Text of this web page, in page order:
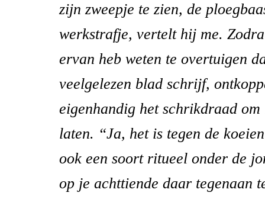
zijn zweepje te zien, de
werkstrafje, vertelt hij me.
ervan heb weten te overtuigen
veelgelezen blad schrijf,
eigenhandig het schrikdraad om
laten. “Ja, het is tegen de
ook een soort ritueel onder de
op je achttiende daar tegenaan